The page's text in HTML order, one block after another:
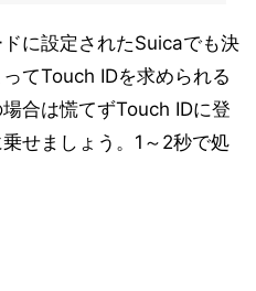
に設定されたSuicaでも決
てTouch IDを求められる
合は慌てずTouch IDに登
せましょう。1～2秒で処